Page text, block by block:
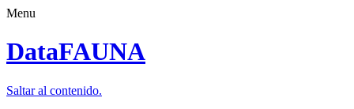
Menu
DataFAUNA
Saltar al contenido.